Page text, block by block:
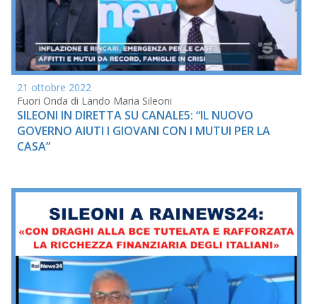
21 ottobre 2022
Fuori Onda di Lando Maria Sileoni
SILEONI IN DIRETTA SU CANALE5: “IL NUOVO
GOVERNO AIUTI I GIOVANI CON I MUTUI PER LA
CASA”